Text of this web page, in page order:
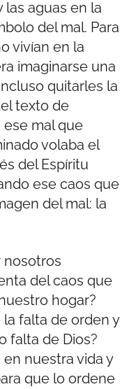
las aguas en la
del mal. Para
vivían en la
imaginarse una
quitarles la
texto de
ese mal que
volaba el
del Espíritu
ese caos que
del mal: la
nosotros
del caos que
hogar?
falta de orden y
falta de Dios?
nuestra vida y
que lo ordene